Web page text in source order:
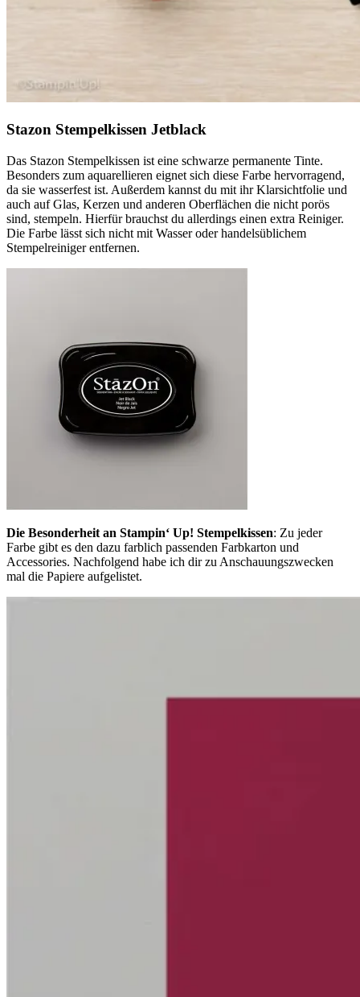
Stazon Stempelkissen Jetblack
Das Stazon Stempelkissen ist eine schwarze permanente Tinte.
Besonders zum aquarellieren eignet sich diese Farbe hervorragend,
da sie wasserfest ist. Außerdem kannst du mit ihr Klarsichtfolie und
auch auf Glas, Kerzen und anderen Oberflächen die nicht porös
sind, stempeln. Hierfür brauchst du allerdings einen extra Reiniger.
Die Farbe lässt sich nicht mit Wasser oder handelsüblichem
Stempelreiniger entfernen.
Die Besonderheit an Stampin‘ Up! Stempelkissen: Zu jeder
Farbe gibt es den dazu farblich passenden Farbkarton und
Accessories. Nachfolgend habe ich dir zu Anschauungszwecken
mal die Papiere aufgelistet.